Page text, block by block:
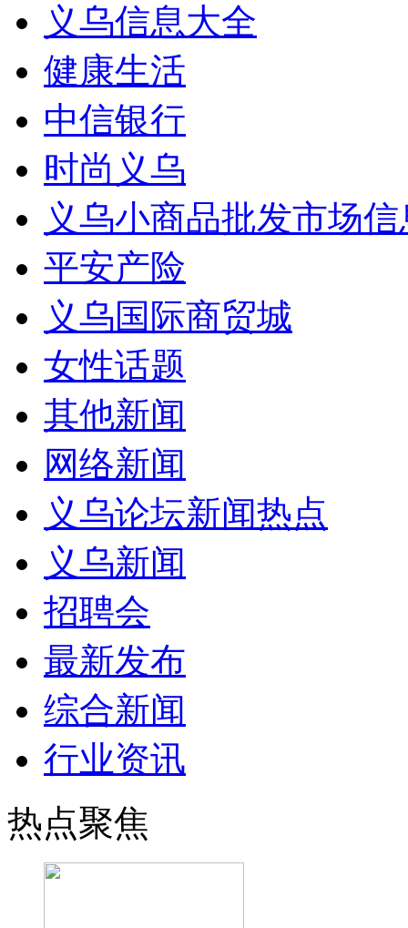
义乌信息大全
健康生活
中信银行
时尚义乌
义乌小商品批发市场
平安产险
义乌国际商贸城
女性话题
其他新闻
网络新闻
义乌论坛新闻热点
义乌新闻
招聘会
最新发布
综合新闻
行业资讯
热点聚焦